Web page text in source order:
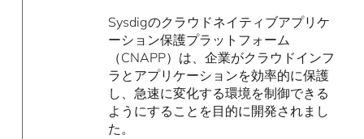
Sysdigのクラウドネイティブアプリケ
ーション保護プラットフォーム
（CNAPP）は、企業がクラウドインフ
ラとアプリケーションを効率的に保護
し、急速に変化する環境を制御できる
ようにすることを目的に開発されまし
た。